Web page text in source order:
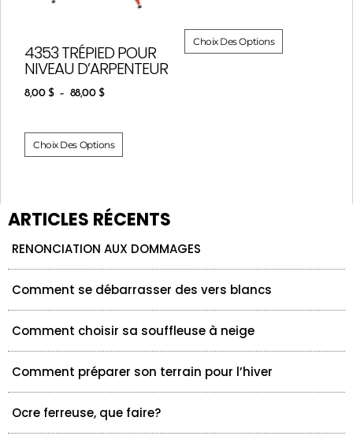
4353 TRÉPIED POUR
NIVEAU D’ARPENTEUR
8,00 $ – 88,00 $
Choix Des Options
Choix Des Options
ARTICLES RÉCENTS
RENONCIATION AUX DOMMAGES
Comment se débarrasser des vers blancs
Comment choisir sa souffleuse à neige
Comment préparer son terrain pour l’hiver
Ocre ferreuse, que faire?